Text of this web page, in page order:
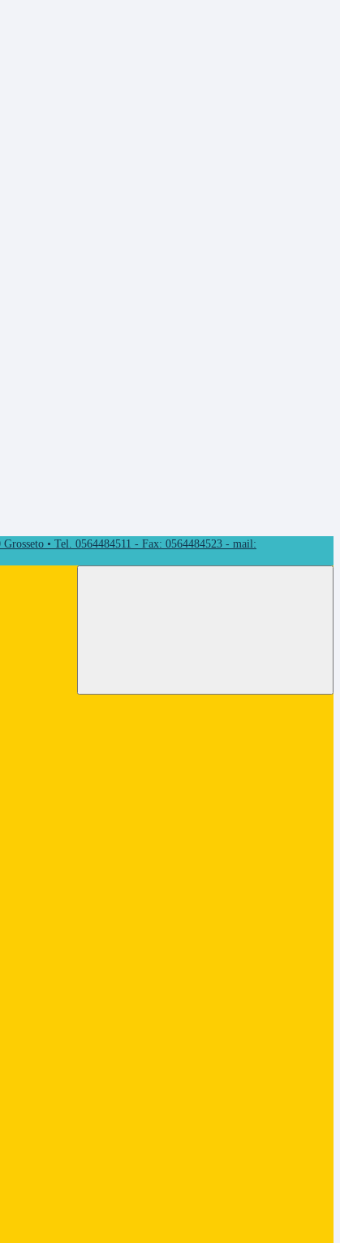
• Tel. 0564484511 - Fax: 0564484523 - mail: